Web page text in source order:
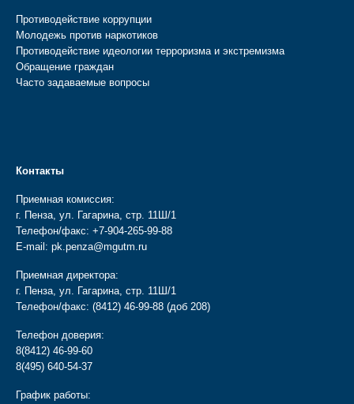
Противодействие коррупции
Молодежь против наркотиков
Противодействие идеологии терроризма и экстремизма
Обращение граждан
Часто задаваемые вопросы
Контакты
Приемная комиссия:
г. Пенза, ул. Гагарина, стр. 11Ш/1
Телефон/факс: +7-904-265-99-88
E-mail: pk.penza@mgutm.ru
Приемная директора:
г. Пенза, ул. Гагарина, стр. 11Ш/1
Телефон/факс: (8412) 46-99-88 (доб 208)
Телефон доверия:
8(8412) 46-99-60
8(495) 640-54-37
График работы: